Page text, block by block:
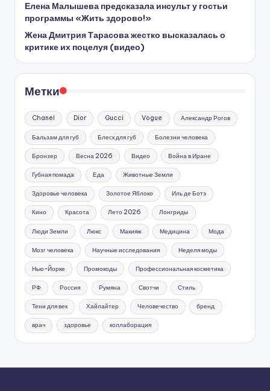
Елена Малышева предсказала инсульт у гостьи
программы «Жить здорово!»
Жена Дмитрия Тарасова жестко высказалась о
критике их поцелуя (видео)
Метки
Chanel Dior Gucci Vogue Александр Рогов
Бальзам для губ Блеск для губ Болезни человека
Бронзер Весна 2026 Видео Война в Иране
Губная помада Еда Животные Земли
Здоровье человека Золотое Яблоко Иль де Ботэ
Кино Красота Лето 2026 Лонгриды
Люди Земли Люкс Макияж Медицина Мода
Мозг человека Научные исследования Неделя моды
Нью-Йорке Промокоды Профессиональная косметика
РФ Россия Румяна Свотчи Стиль
Тени для век Хайлайтер Человечество бренд
врач здоровье коллаборация